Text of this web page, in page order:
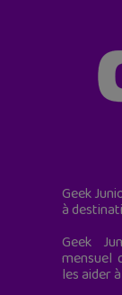
Geek
à
Geek
mensuel
les aider